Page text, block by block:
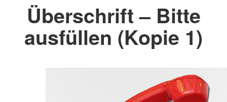
Überschrift – Bitte
ausfüllen (Kopie 1)